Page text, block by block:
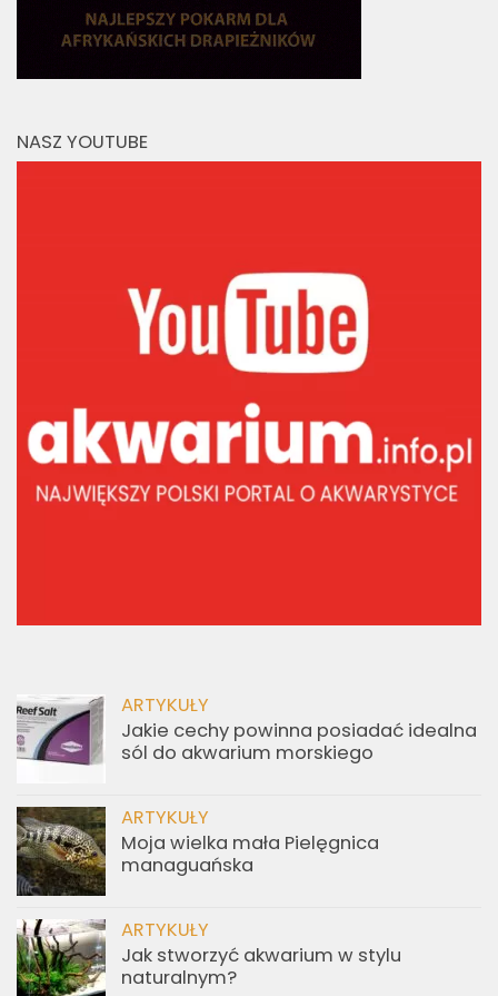
NASZ YOUTUBE
ARTYKUŁY
Jakie cechy powinna posiadać idealna
sól do akwarium morskiego
ARTYKUŁY
Moja wielka mała Pielęgnica
managuańska
ARTYKUŁY
Jak stworzyć akwarium w stylu
naturalnym?